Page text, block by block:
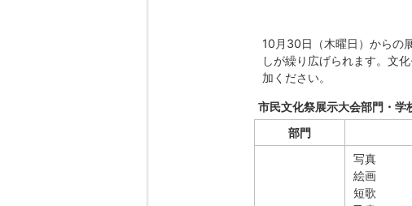
10月30日（木曜日）からの
しが繰り広げられます。文
加ください。
市民文化祭展示大会部門・学
部門
写真
絵画
短歌